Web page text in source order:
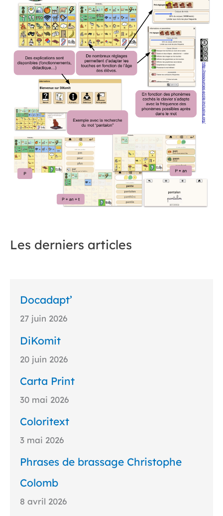
Les derniers articles
Docadapt’
27 juin 2026
DiKomit
20 juin 2026
Carta Print
30 mai 2026
Coloritext
3 mai 2026
Phrases de brassage Christophe
Colomb
8 avril 2026